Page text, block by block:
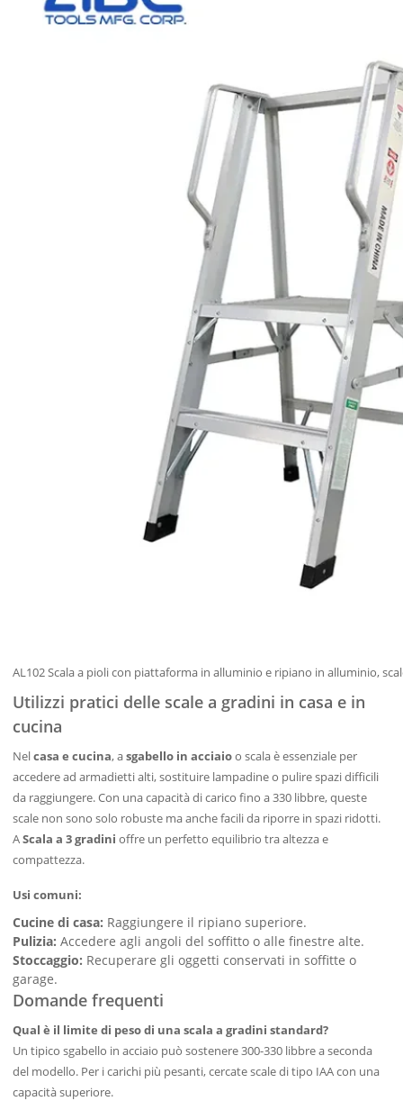
AL102 Scala a pioli con piattaforma in alluminio e ripiano in alluminio,
Utilizzi pratici delle scale a gradini in casa e in
cucina
Nelcasa e cucina, asgabello in acciaioo scala è essenziale per
accedere ad armadietti alti, sostituire lampadine o pulire spazi difficili
da raggiungere. Con una capacità di carico fino a 330 libbre, queste
scale non sono solo robuste ma anche facili da riporre in spazi ridotti.
AScala a 3 gradini offre un perfetto equilibrio tra altezza e
compattezza.
Usi comuni:
Cucine di casa: Raggiungere il ripiano superiore.
Pulizia: Accedere agli angoli del soffitto o alle finestre alte.
Stoccaggio: Recuperare gli oggetti conservati in soffitte o
garage.
Domande frequenti
Qual è il limite di peso di una scala a gradini standard?
Un tipico sgabello in acciaio può sostenere 300-330 libbre a seconda
del modello. Per i carichi più pesanti, cercate scale di tipo IAA con una
capacità superiore.